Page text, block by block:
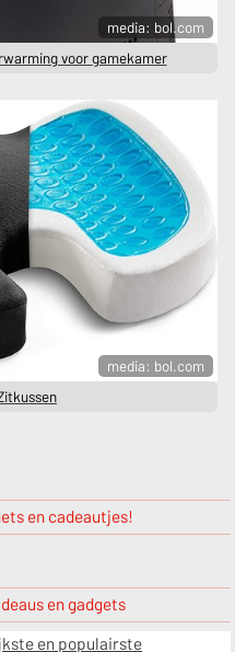
media: bol.com
voor gamekamer
media: bol.com
en cadeautjes!
en gadgets
en populairste